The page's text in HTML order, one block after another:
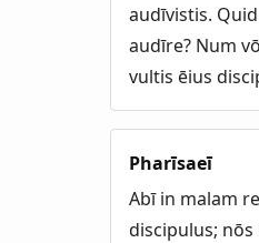
audīvistis.
audīre? Num
vultis ēius
Pharīsaeī
Abī in malam
discipulus; nōs